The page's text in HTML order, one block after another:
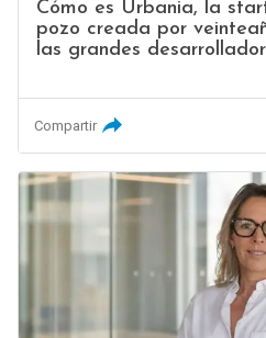
Cómo es Urbania, la
pozo creada por
las grandes
Compartir